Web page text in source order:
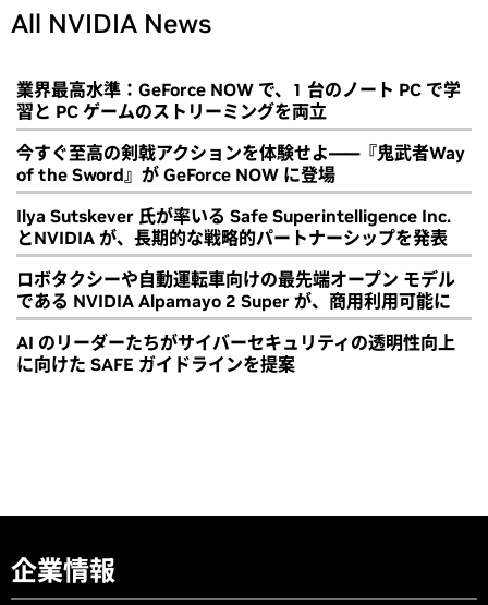
All NVIDIA News
業界最高水準：GeForce NOW で、1 台のノート PC で学
習と PC ゲームのストリーミングを両立
今すぐ至高の剣戟アクションを体験せよ――『鬼武者Way
of the Sword』が GeForce NOW に登場
Ilya Sutskever 氏が率いる Safe Superintelligence Inc.
とNVIDIA が、長期的な戦略的パートナーシップを発表
ロボタクシーや自動運転車向けの最先端オープン モデル
である NVIDIA Alpamayo 2 Super が、商用利用可能に
AI のリーダーたちがサイバーセキュリティの透明性向上
に向けた SAFE ガイドラインを提案
企業情報